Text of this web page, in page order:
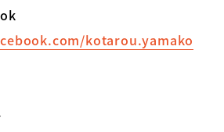
kotarou.yamako